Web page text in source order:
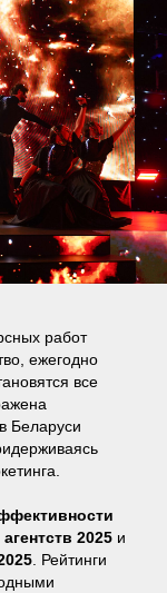
работ
ежегодно
все
Беларуси
2025 и
. Рейтинги